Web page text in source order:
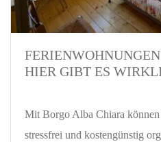
HIER GIBT ES
Mit Borgo Alba Chiara
stressfrei und kostengünstig